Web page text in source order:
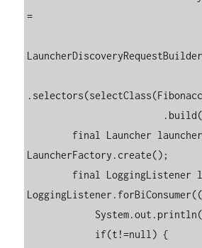
=
LauncherFactory.create();